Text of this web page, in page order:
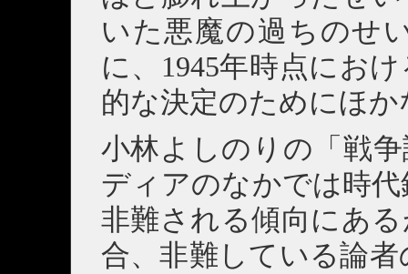
いた悪魔の過ちのせ
に、1945年時点にお
的な決定のためにほ
小林よしのりの「戦
ディアのなかでは時
非難される傾向にあ
合、非難している論